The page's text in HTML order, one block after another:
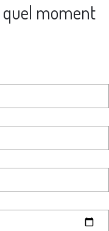
quel moment